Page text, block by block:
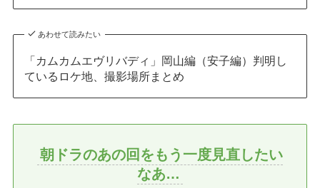
あわせて読みたい
「カムカムエヴリバディ」岡山編（安子編）判明し
ているロケ地、撮影場所まとめ
朝ドラのあの回をもう一度見直したい
なあ…